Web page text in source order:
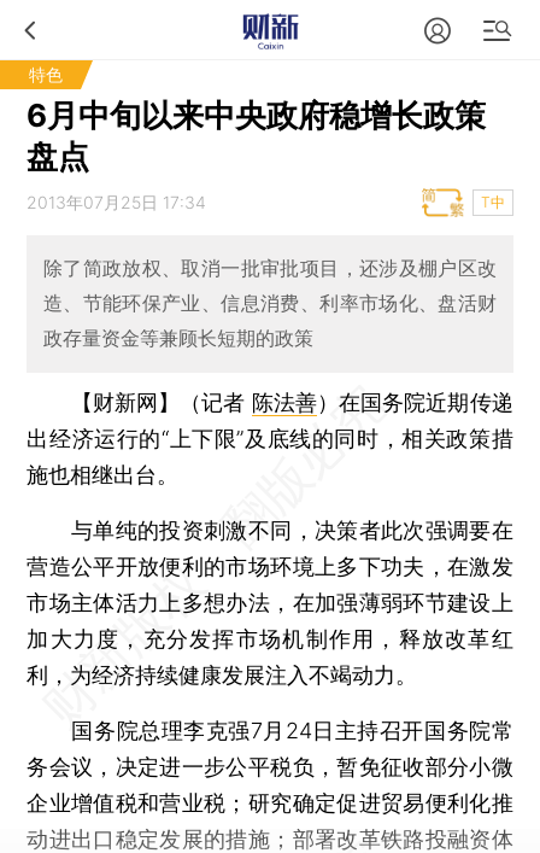
特色
6月中旬以来中央政府稳增长政策
盘点
2013年07月25日 17:34 T中
除了简政放权、取消一批审批项目，还涉及棚户区改
造、节能环保产业、信息消费、利率市场化、盘活财
政存量资金等兼顾长短期的政策
【财新网】（记者 陈法善） 在国务院近期传递
出经济运行的“上下限”及底线的同时，相关政策措
施也相继出台。
与单纯的投资刺激不同，决策者此次强调要在
营造公平开放便利的市场环境上多下功夫，在激发
市场主体活力上多想办法，在加强薄弱环节建设上
加大力度，充分发挥市场机制作用，释放改革红
利，为经济持续健康发展注入不竭动力。
国务院总理李克强7月24日主持召开国务院常
务会议，决定进一步公平税负，暂免征收部分小微
企业增值税和营业税；研究确定促进贸易便利化推
动进出口稳定发展的措施；部署改革铁路投融资体